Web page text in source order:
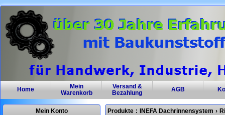
Home
Mein
Warenkorb
Versand &
Bezahlung
AGB
Mein Konto
Produkte : INEFA Dachrinnensystem ›